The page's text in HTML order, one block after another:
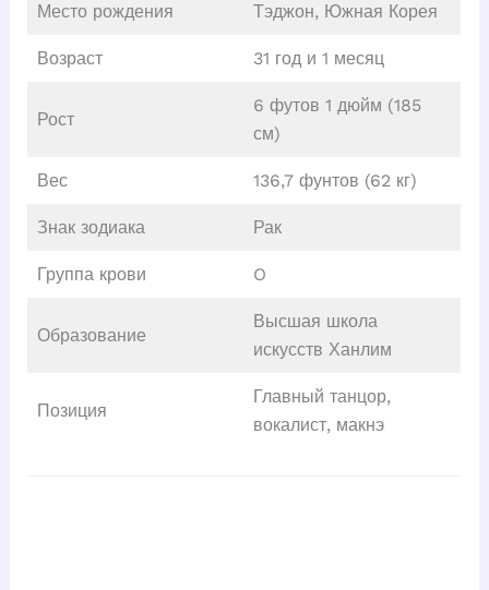
Место рождения Тэджон, Южная Корея
Возраст 31 год и 1 месяц
Рост
6 футов 1 дюйм (185
см)
Вес 136,7 фунтов (62 кг)
Знак зодиака Рак
Группа крови O
Образование
Высшая школа
искусств Ханлим
Позиция
Главный танцор,
вокалист, макнэ